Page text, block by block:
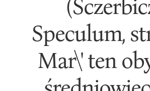
Speculum,
Mar\' ten